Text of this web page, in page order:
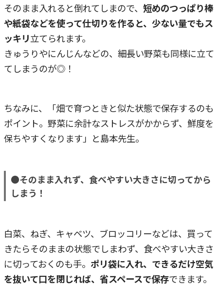
そのまま入れると倒れてしまので、 短めのつっぱり棒
や紙袋などを使って仕切りを作ると、少ない量でもス
ッキリ立てられます。
きゅうりやにんじんなどの、細長い野菜も同様に立て
てしまうのが◎！
ちなみに、「畑で育つときと似た状態で保存するのも
ポイント。野菜に余計なストレスがかからず、鮮度を
保ちやすくなります」と島本先生。
●そのまま入れず、食べやすい大きさに切ってから
しまう！
白菜、ねぎ、キャベツ、ブロッコリーなどは、買って
きたらそのままの状態でしまわず、食べやすい大きさ
に切っておくのも手。 ポリ袋に入れ、できるだけ空気
を抜いて口を閉じれば、省スペースで保存できます。